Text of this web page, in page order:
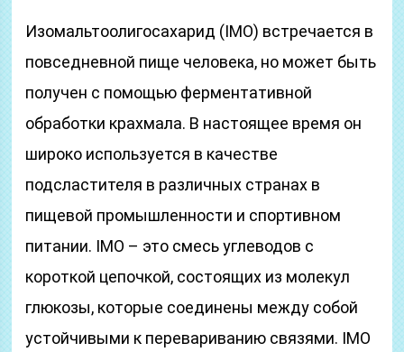
Изомальтоолигосахарид (IMO) встречается в
повседневной пище человека, но может быть
получен с помощью ферментативной
обработки крахмала. В настоящее время он
широко используется в качестве
подсластителя в различных странах в
пищевой промышленности и спортивном
питании. IMO – это смесь углеводов с
короткой цепочкой, состоящих из молекул
глюкозы, которые соединены между собой
устойчивыми к перевариванию связями. IMO